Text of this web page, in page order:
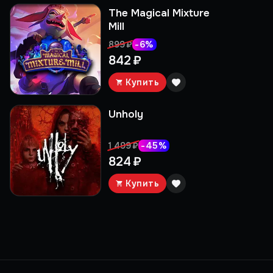
The Magical Mixture
Mill
842 ₽
899 ₽ -6%
Купить
Unholy
824 ₽
1 499 ₽ -45%
Купить